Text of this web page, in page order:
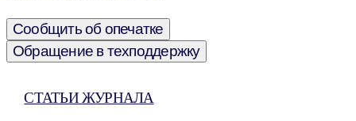
Сообщить об опечатке
Обращение в техподдержку
СТАТЬИ ЖУРНАЛА